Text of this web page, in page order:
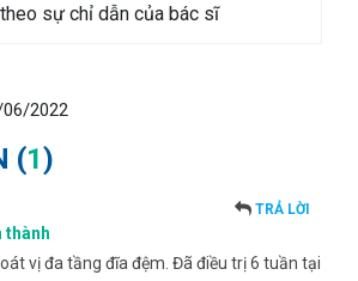
sự chỉ dẫn của bác sĩ
2022
(1)
thành
TRẢ LỜI
vị đa tầng đĩa đệm. Đã điều trị 6 tuần tại